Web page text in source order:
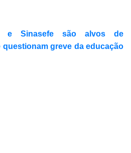
e Sinasefe são alvos de
greve da educação